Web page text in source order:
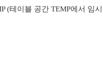
(테이블 공간 TEMP에서 임